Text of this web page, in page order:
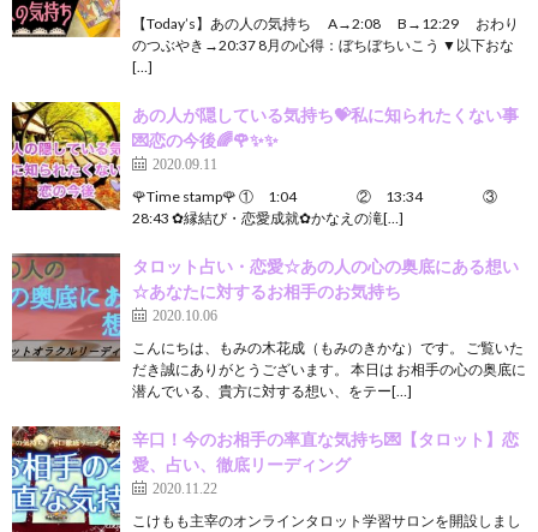
【Today’s】あの人の気持ち A→2:08 B→12:29 おわり
のつぶやき→20:37 8月の心得：ぼちぼちいこう ▼以下おな
[…]
あの人が隠している気持ち💝私に知られたくない事
💌恋の今後🌈🌹✨✨
2020.09.11
🌹Time stamp🌹 ① 1:04 ② 13:34 ③
28:43 ✿縁結び・恋愛成就✿かなえの滝[…]
タロット占い・恋愛☆あの人の心の奥底にある想い
☆あなたに対するお相手のお気持ち
2020.10.06
こんにちは、もみの木花成（もみのきかな）です。 ご覧いた
だき誠にありがとうございます。 本日は お相手の心の奥底に
潜んでいる、貴方に対する想い、をテー[…]
辛口！今のお相手の率直な気持ち💌【タロット】恋
愛、占い、徹底リーディング
2020.11.22
こけもも主宰のオンラインタロット学習サロンを開設しまし